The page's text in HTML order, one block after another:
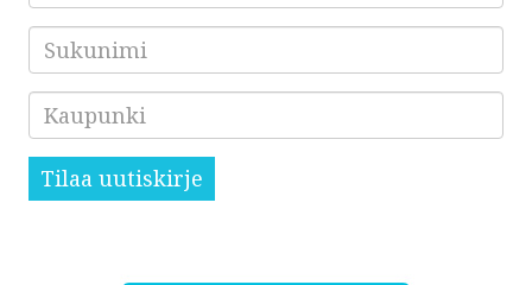
Sukunimi
Kaupunki
Tilaa uutiskirje